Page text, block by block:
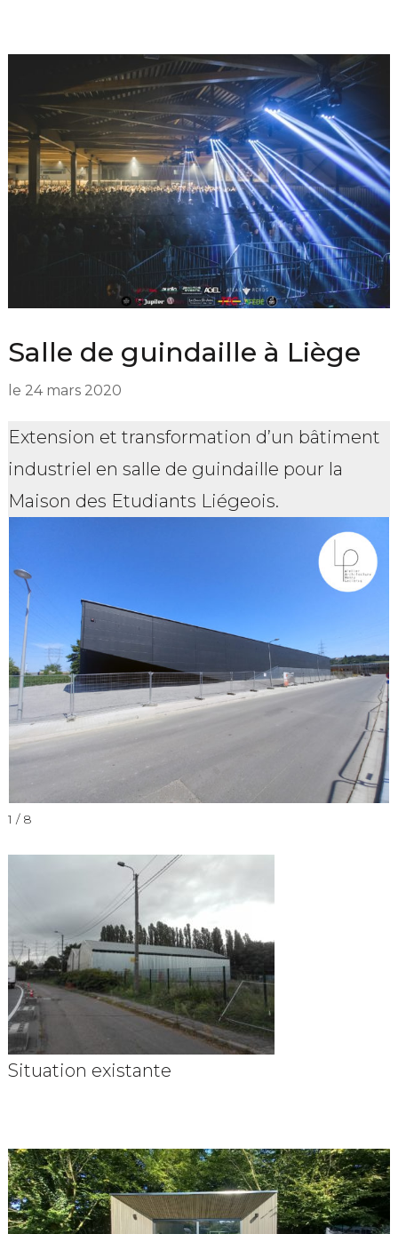
Salle de guindaille à Liège
le 24 mars 2020
Extension et transformation d’un bâtiment
industriel en salle de guindaille pour la
Maison des Etudiants Liégeois.
1 / 8
Situation existante